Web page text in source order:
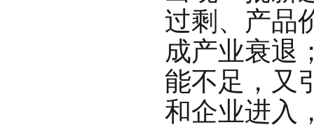
过剩、产品
成产业衰退
能不足，又
和企业进入